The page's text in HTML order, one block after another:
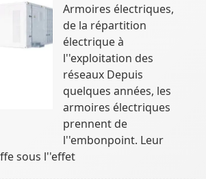
Armoires électriques,
de la répartition
électrique à
l''exploitation des
réseaux Depuis
quelques années, les
armoires électriques
prennent de
l''embonpoint. Leur
sous l''effet